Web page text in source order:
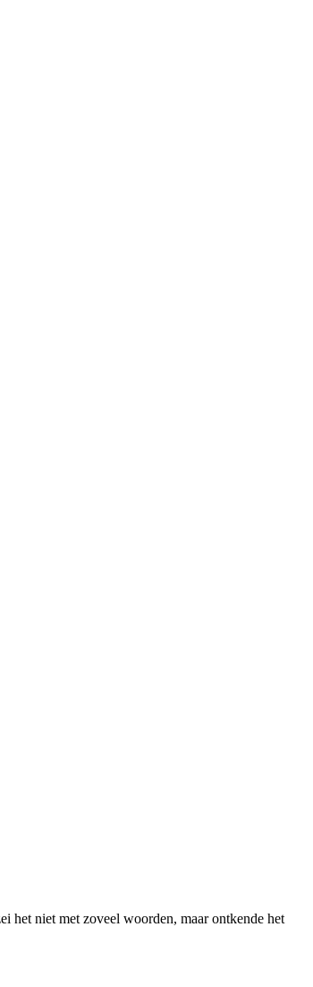
het niet met zoveel woorden, maar ontkende het